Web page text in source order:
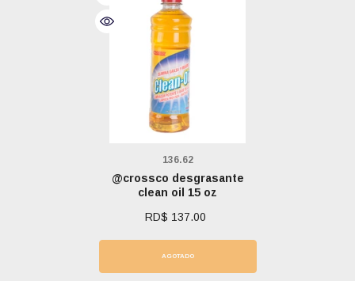
136.62
@crossco desgrasante
clean oil 15 oz
RD$ 137.00
AGOTADO